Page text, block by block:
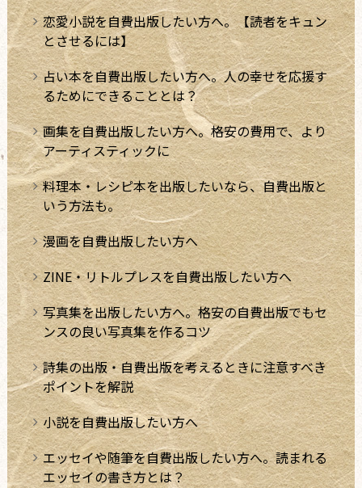
恋愛小説を自費出版したい方へ。【読者をキュン
とさせるには】
占い本を自費出版したい方へ。人の幸せを応援す
るためにできることとは？
画集を自費出版したい方へ。格安の費用で、より
アーティスティックに
料理本・レシピ本を出版したいなら、自費出版と
いう方法も。
漫画を自費出版したい方へ
ZINE・リトルプレスを自費出版したい方へ
写真集を出版したい方へ。格安の自費出版でもセ
ンスの良い写真集を作るコツ
詩集の出版・自費出版を考えるときに注意すべき
ポイントを解説
小説を自費出版したい方へ
エッセイや随筆を自費出版したい方へ。読まれる
エッセイの書き方とは？